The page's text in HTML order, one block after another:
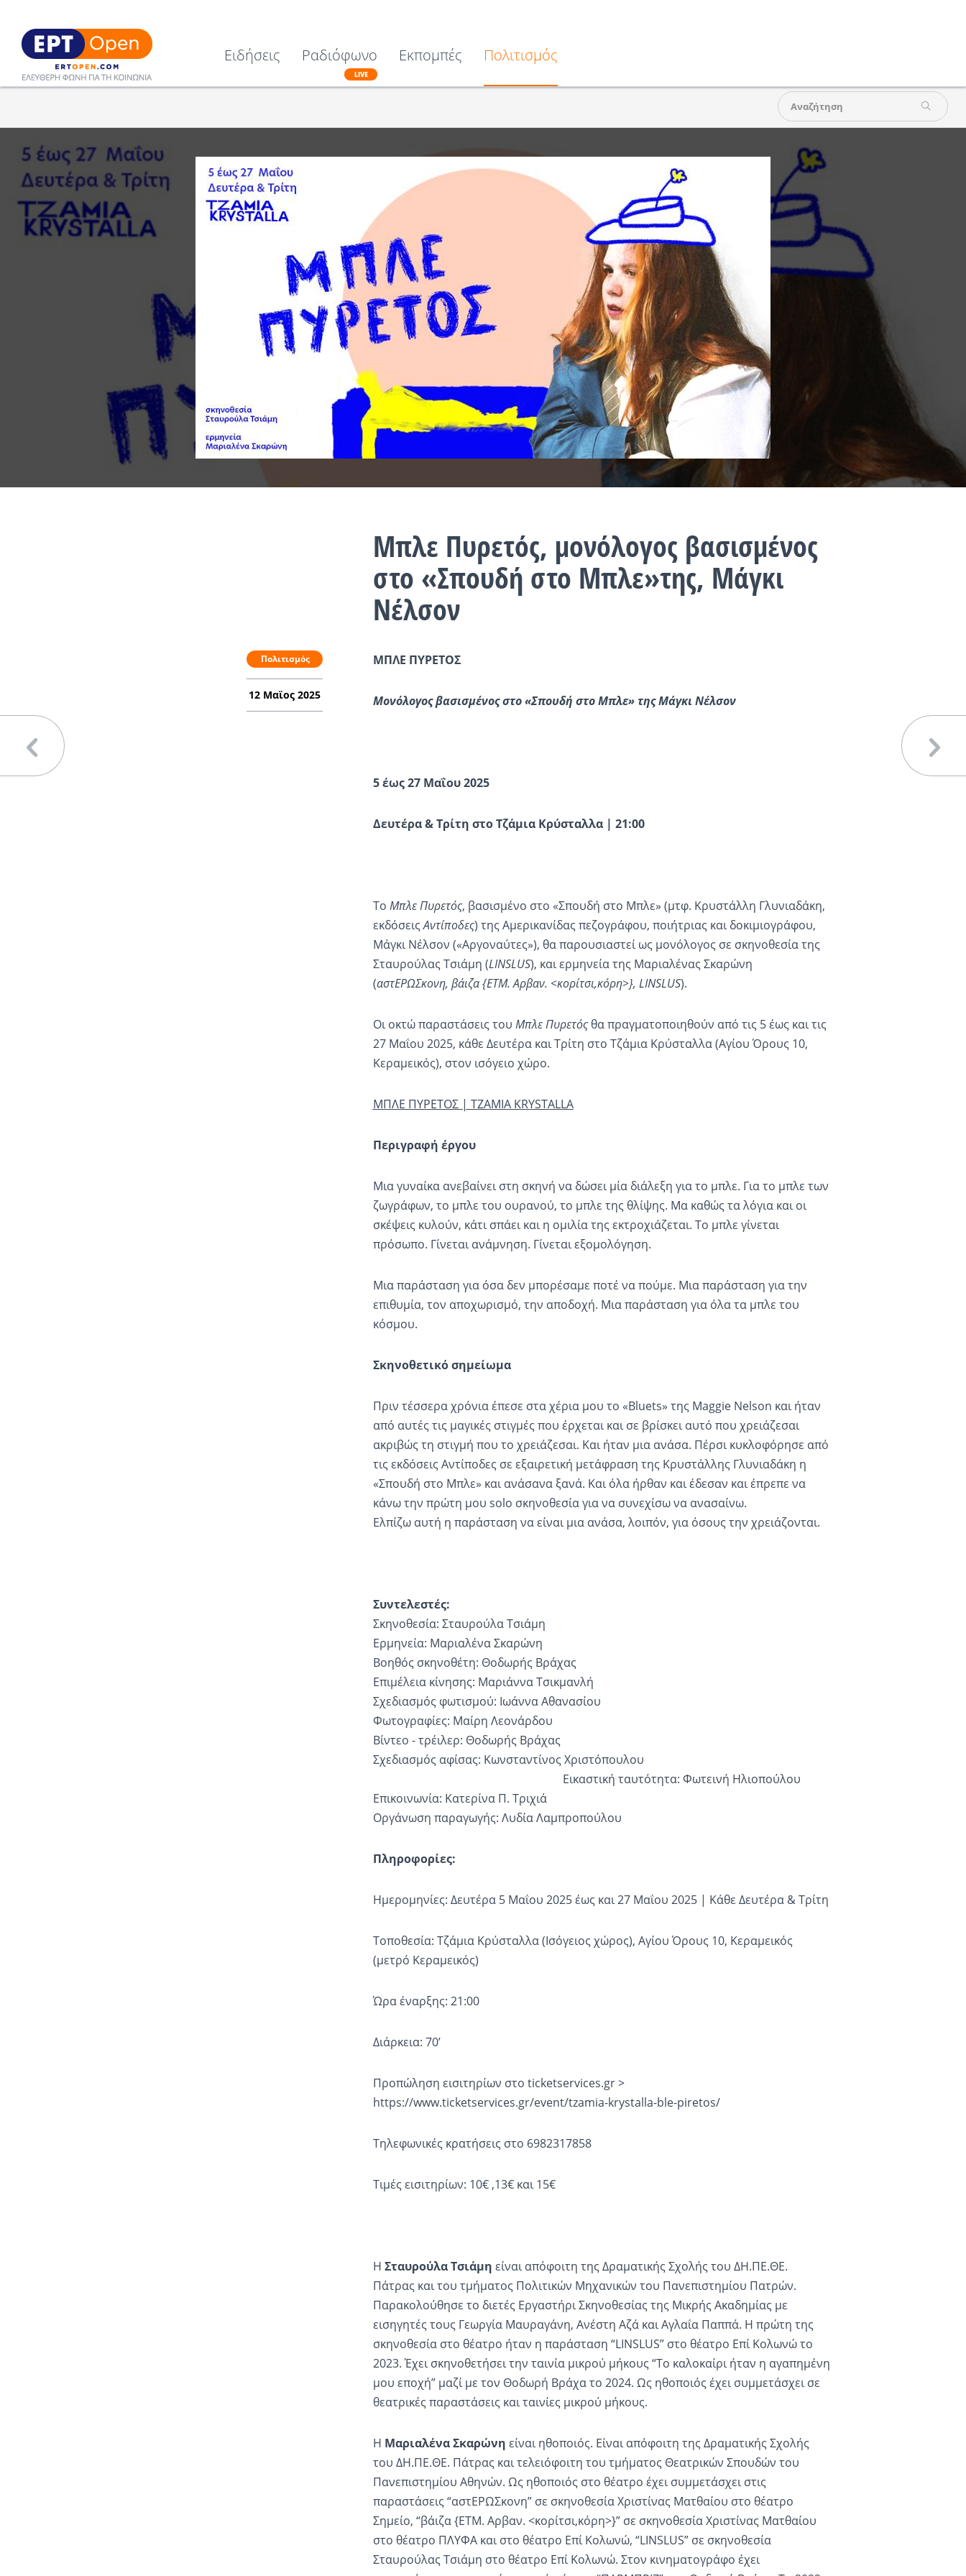
Ειδήσεις Ραδιόφωνο
LIVE
Εκπομπές Πολιτισμός
Μπλε Πυρετός, μονόλογος βασισμένος
στο «Σπουδή στο Μπλε»της, Μάγκι
Νέλσον
Πολιτισμός
12 Μαϊος 2025
ΜΠΛΕ ΠΥΡΕΤΟΣ
Μονόλογος βασισμένος στο «Σπουδή στο Μπλε» της Μάγκι Νέλσον
5 έως 27 Μαΐου 2025
Δευτέρα & Τρίτη στο Τζάμια Κρύσταλλα | 21:00
Το Μπλε Πυρετός, βασισμένο στο «Σπουδή στο Μπλε» (μτφ. Κρυστάλλη Γλυνιαδάκη,
εκδόσειςΑντίποδες) της Αμερικανίδας πεζογράφου, ποιήτριας και δοκιμιογράφου,
Μάγκι Νέλσον («Αργοναύτες»), θα παρουσιαστεί ως μονόλογος σε σκηνοθεσία της
Σταυρούλας Τσιάμη (LINSLUS), και ερμηνεία της Μαριαλένας Σκαρώνη
(αστΕΡΩΣκονη, βάιζα {ETM. Αρβαν. <κορίτσι,κόρη>}, LINSLUS).
Οι οκτώ παραστάσεις του Μπλε Πυρετόςθα πραγματοποιηθούν από τις 5 έως και τις
27 Μαΐου 2025, κάθε Δευτέρα και Τρίτη στο Τζάμια Κρύσταλλα (Αγίου Όρους 10,
Κεραμεικός), στον ισόγειο χώρο.
ΜΠΛΕ ΠΥΡΕΤΟΣ | TZAMIA KRYSTALLA
Περιγραφή έργου
Μια γυναίκα ανεβαίνει στη σκηνή να δώσει μία διάλεξη για το μπλε. Για το μπλε των
ζωγράφων, το μπλε του ουρανού, το μπλε της θλίψης. Μα καθώς τα λόγια και οι
σκέψεις κυλούν, κάτι σπάει και η ομιλία της εκτροχιάζεται. Το μπλε γίνεται
πρόσωπο. Γίνεται ανάμνηση. Γίνεται εξομολόγηση.
Μια παράσταση για όσα δεν μπορέσαμε ποτέ να πούμε. Μια παράσταση για την
επιθυμία, τον αποχωρισμό, την αποδοχή. Μια παράσταση για όλα τα μπλε του
κόσμου.
Σκηνοθετικό σημείωμα
Πριν τέσσερα χρόνια έπεσε στα χέρια μου το «Bluets» της Maggie Nelson και ήταν
από αυτές τις μαγικές στιγμές που έρχεται και σε βρίσκει αυτό που χρειάζεσαι
ακριβώς τη στιγμή που το χρειάζεσαι. Και ήταν μια ανάσα. Πέρσι κυκλοφόρησε από
τις εκδόσεις Αντίποδες σε εξαιρετική μετάφραση της Κρυστάλλης Γλυνιαδάκη η
«Σπουδή στο Μπλε» και ανάσανα ξανά. Και όλα ήρθαν και έδεσαν και έπρεπε να
κάνω την πρώτη μου solo σκηνοθεσία για να συνεχίσω να ανασαίνω.
Ελπίζω αυτή η παράσταση να είναι μια ανάσα, λοιπόν, για όσους την χρειάζονται.
Συντελεστές:
Σκηνοθεσία: Σταυρούλα Τσιάμη
Ερμηνεία: Μαριαλένα Σκαρώνη
Βοηθός σκηνοθέτη: Θοδωρής Βράχας
Επιμέλεια κίνησης: Μαριάννα Τσικμανλή
Σχεδιασμός φωτισμού: Ιωάννα Αθανασίου
Φωτογραφίες: Μαίρη Λεονάρδου
Βίντεο - τρέιλερ: Θοδωρής Βράχας
Σχεδιασμός αφίσας: Κωνσταντίνος Χριστόπουλου
Εικαστική ταυτότητα: Φωτεινή Ηλιοπούλου
Επικοινωνία: Κατερίνα Π. Τριχιά
Οργάνωση παραγωγής: Λυδία Λαμπροπούλου
Πληροφορίες:
Ημερομηνίες: Δευτέρα 5 Μαΐου 2025 έως και 27 Μαΐου 2025 | Κάθε Δευτέρα & Τρίτη
Τοποθεσία: Τζάμια Κρύσταλλα (Ισόγειος χώρος), Αγίου Όρους 10, Κεραμεικός
(μετρό Κεραμεικός)
Ώρα έναρξης: 21:00
Διάρκεια: 70’
Προπώληση εισιτηρίων στο ticketservices.gr >
https://www.ticketservices.gr/event/tzamia-krystalla-ble-piretos/
Τηλεφωνικές κρατήσεις στο 6982317858
Τιμές εισιτηρίων: 10€ ,13€ και 15€
Η Σταυρούλα Τσιάμη είναι απόφοιτη της Δραματικής Σχολής του ΔΗ.ΠΕ.ΘΕ.
Πάτρας και του τμήματος Πολιτικών Μηχανικών του Πανεπιστημίου Πατρών.
Παρακολούθησε το διετές Εργαστήρι Σκηνοθεσίας της Μικρής Ακαδημίας με
εισηγητές τους Γεωργία Μαυραγάνη, Ανέστη Αζά και Αγλαΐα Παππά. Η πρώτη της
σκηνοθεσία στο θέατρο ήταν η παράσταση “LINSLUS” στο θέατρο Επί Κολωνώ το
2023. Έχει σκηνοθετήσει την ταινία μικρού μήκους “Το καλοκαίρι ήταν η αγαπημένη
μου εποχή” μαζί με τον Θοδωρή Βράχα το 2024. Ως ηθοποιός έχει συμμετάσχει σε
θεατρικές παραστάσεις και ταινίες μικρού μήκους.
Η Μαριαλένα Σκαρώνη είναι ηθοποιός. Είναι απόφοιτη της Δραματικής Σχολής
του ΔΗ.ΠΕ.ΘΕ. Πάτρας και τελειόφοιτη του τμήματος Θεατρικών Σπουδών του
Πανεπιστημίου Αθηνών. Ως ηθοποιός στο θέατρο έχει συμμετάσχει στις
παραστάσεις “αστΕΡΩΣκονη” σε σκηνοθεσία Χριστίνας Ματθαίου στο θέατρο
Σημείο, “βάιζα {ETM. Αρβαν. <κορίτσι,κόρη>}” σε σκηνοθεσία Χριστίνας Ματθαίου
στο θέατρο ΠΛΥΦΑ και στο θέατρο Επί Κολωνώ, “LINSLUS” σε σκηνοθεσία
Σταυρούλας Τσιάμη στο θέατρο Επί Κολωνώ. Στον κινηματογράφο έχει